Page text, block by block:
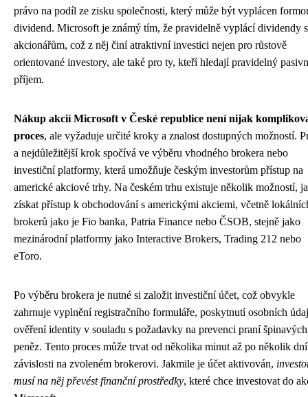
právo na podíl ze zisku společnosti, který může být vyplácen
dividend. Microsoft je známý tím, že pravidelně vyplácí dividendy
akcionářům, což z něj činí atraktivní investici nejen pro růstově
orientované investory, ale také pro ty, kteří hledají pravidelný
příjem.
Nákup akcií Microsoft v České republice není nijak
proces, ale vyžaduje určité kroky a znalost dostupných možností.
a nejdůležitější krok spočívá ve výběru vhodného brokera nebo
investiční platformy, která umožňuje českým investorům přístup na
americké akciové trhy. Na českém trhu existuje několik možností,
získat přístup k obchodování s americkými akciemi, včetně
brokerů jako je Fio banka, Patria Finance nebo ČSOB, stejně jako
mezinárodní platformy jako Interactive Brokers, Trading 212 nebo
eToro.
Po výběru brokera je nutné si založit investiční účet, což obvykle
zahrnuje vyplnění registračního formuláře, poskytnutí osobních
ověření identity v souladu s požadavky na prevenci praní špinavých
peněz. Tento proces může trvat od několika minut až po několik
závislosti na zvoleném brokerovi. Jakmile je účet aktivován,
musí na něj převést finanční prostředky, které chce investovat do